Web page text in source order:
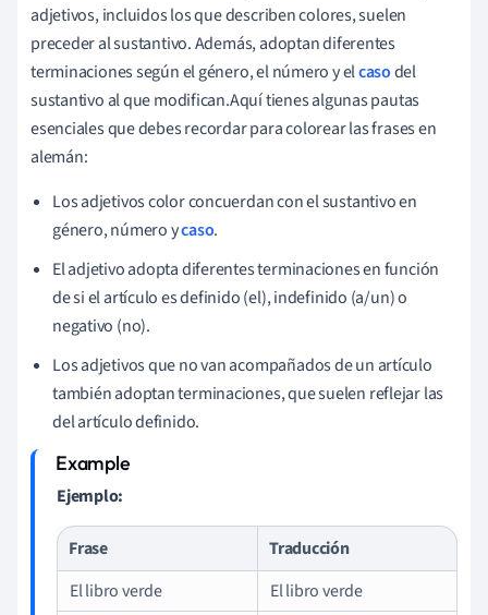
adjetivos, incluidos los que describen colores, suelen
preceder al sustantivo. Además, adoptan diferentes
terminaciones según el género, el número y elcasodel
sustantivo al que modifican.Aquí tienes algunas pautas
esenciales que debes recordar para colorear las frases en
alemán:
Los adjetivos color concuerdan con el sustantivo en
género, número ycaso.
El adjetivo adopta diferentes terminaciones en función
de si el artículo es definido (el), indefinido (a/un) o
negativo (no).
Los adjetivos que no van acompañados de un artículo
también adoptan terminaciones, que suelen reflejar las
del artículo definido.
Ejemplo:
Frase
Traducción
El libro verde
El libro verde